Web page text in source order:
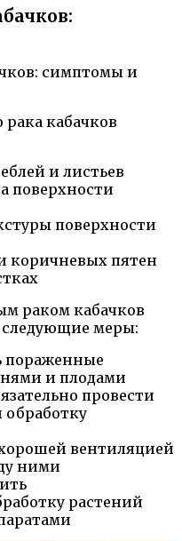
кабачков
и листьев
поверхности
поверхности
коричневых пятен
раком кабачков
следующие меры:
пораженные
и плодами
провести
вентиляцией
ними
растений